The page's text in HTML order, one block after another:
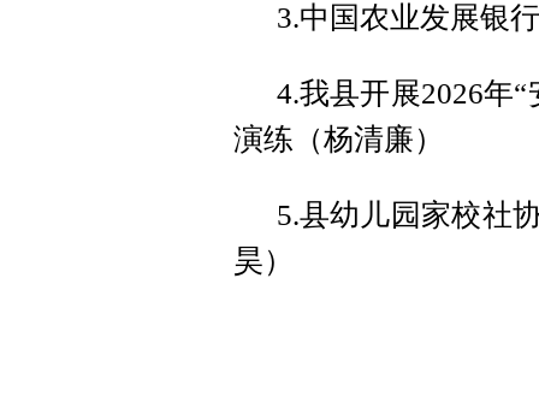
3.中国农业发展银
4.我县开展2026年
演练（杨清廉）
5.县幼儿园家校社
昊）